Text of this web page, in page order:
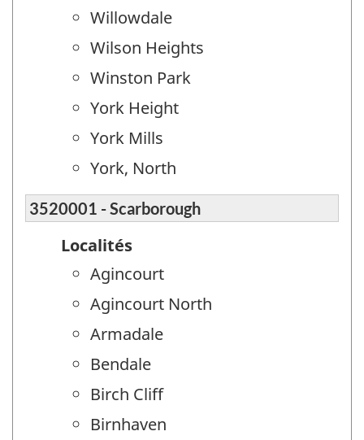
Willowdale
Wilson Heights
Winston Park
York Height
York Mills
York, North
3520001 - Scarborough
Localités
Agincourt
Agincourt North
Armadale
Bendale
Birch Cliff
Birnhaven